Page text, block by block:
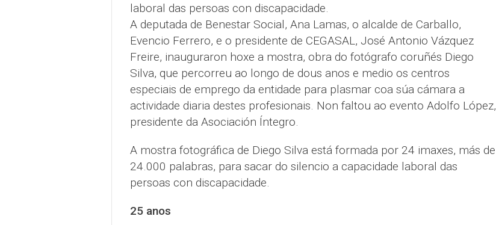
laboral das persoas con discapacidade.
A deputada de Benestar Social, Ana Lamas, o alcalde de Carballo,
Evencio Ferrero, e o presidente de CEGASAL, José Antonio Vázquez
Freire, inauguraron hoxe a mostra, obra do fotógrafo coruñés Diego
Silva, que percorreu ao longo de dous anos e medio os centros
especiais de emprego da entidade para plasmar coa súa cámara a
actividade diaria destes profesionais. Non faltou ao evento Adolfo López,
presidente da Asociación Íntegro.
A mostra fotográfica de Diego Silva está formada por 24 imaxes, más de
24.000 palabras, para sacar do silencio a capacidade laboral das
persoas con discapacidade.
25 anos